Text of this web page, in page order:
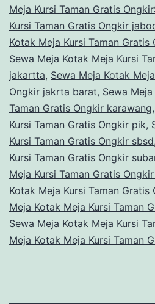
Meja Kursi Taman Gratis
Kursi Taman Gratis Ongkir
Kotak Meja Kursi Taman
Sewa Meja Kotak Meja Kursi
jakartta, Sewa Meja Kotak
Ongkir jakrta barat, Sewa
Taman Gratis Ongkir karawang,
Kursi Taman Gratis Ongkir pik,
Kursi Taman Gratis Ongkir sbsd,
Kursi Taman Gratis Ongkir
Meja Kursi Taman Gratis
Kotak Meja Kursi Taman Gratis
Meja Kotak Meja Kursi Taman
Sewa Meja Kotak Meja Kursi
Meja Kotak Meja Kursi Taman